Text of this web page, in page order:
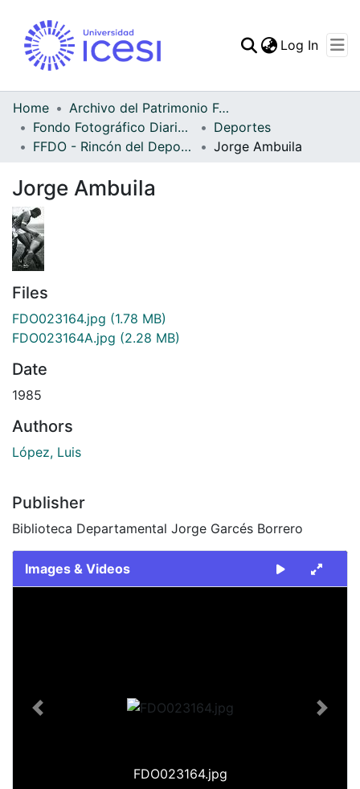
Statistics
Log In
Home
Archivo del Patrimonio Fotográfico y Fílmico del Valle del Cauca
Fondo Fotográfico Diario Occidente
Deportes
FFDO - Rincón del Deportivo Cali - Patrimonial
Jorge Ambuila
Jorge Ambuila
Files
FDO023164.jpg (1.78 MB)
FDO023164A.jpg (2.28 MB)
Date
1985
Authors
López, Luis
Publisher
Biblioteca Departamental Jorge Garcés Borrero
Images & Videos
FDO023164.jpg
Previous Next